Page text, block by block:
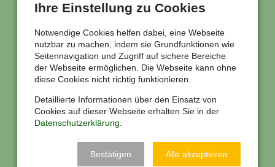
WOLLEN SIE EINEN TERMIN
VEREINBAREN?
Kontaktieren Sie mich
TELEFONISCH
PER E-MAIL
Ihre Einstellung zu Cookies
Notwendige Cookies helfen dabei, eine Webseite
nutzbar zu machen, indem sie Grundfunktionen wie
Seitennavigation und Zugriff auf sichere Bereiche
der Webseite ermöglichen. Die Webseite kann ohne
diese Cookies nicht richtig funktionieren.
Detaillierte Informationen über den Einsatz von
Cookies auf dieser Webseite erhalten Sie in der
Datenschutzerklärung
Bestätigen Alle akzeptieren